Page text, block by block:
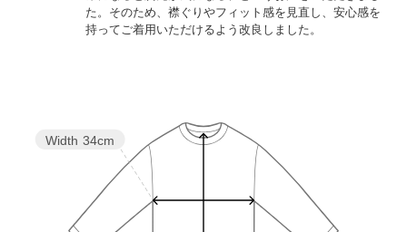
た。そのため、襟ぐりやフィット感を見直し、安心感を
持ってご着用いただけるよう改良しました。
Width 34cm